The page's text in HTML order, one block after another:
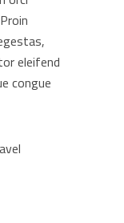
eleifend
congue